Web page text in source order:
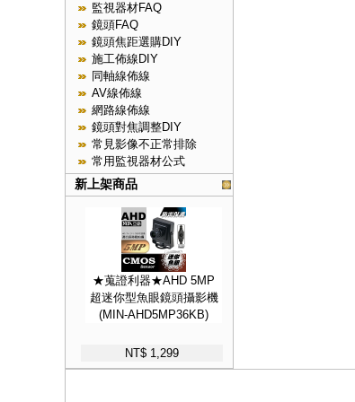
監視器材FAQ
鏡頭FAQ
鏡頭焦距選購DIY
施工佈線DIY
同軸線佈線
AV線佈線
網路線佈線
鏡頭對焦調整DIY
常見影像不正常排除
常用監視器材公式
新上架商品
★蒐證利器★AHD 5MP
超迷你型魚眼鏡頭攝影機
(MIN-AHD5MP36KB)
NT$ 1,299